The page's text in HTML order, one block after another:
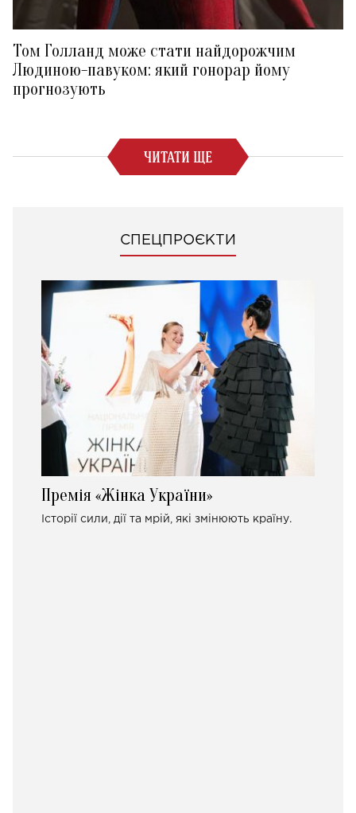
Том Голланд може стати найдорожчим
Людиною-павуком: який гонорар йому
прогнозують
ЧИТАТИ ЩЕ
СПЕЦПРОЄКТИ
Премія «Жінка України»
Історії сили, дії та мрій, які змінюють країну.